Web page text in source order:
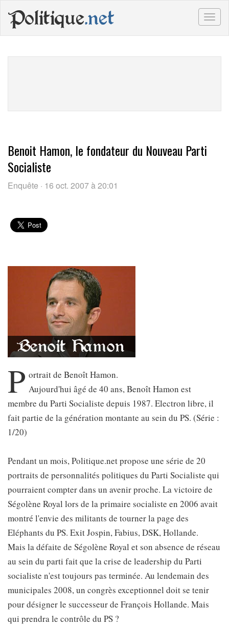
Politique.net
Benoit Hamon, le fondateur du Nouveau Parti
Socialiste
Enquête · 16 oct. 2007 à 20:01
P ortrait de Benoît Hamon.
Aujourd'hui âgé de 40 ans, Benoît Hamon est
membre du Parti Socialiste depuis 1987. Electron libre, il
fait partie de la génération montante au sein du PS. (Série :
1/20)
Pendant un mois, Politique.net propose une série de 20
portraits de personnalités politiques du Parti Socialiste qui
pourraient compter dans un avenir proche. La victoire de
Ségolène Royal lors de la primaire socialiste en 2006 avait
montré l'envie des militants de tourner la page des
Eléphants du PS. Exit Jospin, Fabius, DSK, Hollande.
Mais la défaite de Ségolène Royal et son absence de réseau
au sein du parti fait que la crise de leadership du Parti
socialiste n'est toujours pas terminée. Au lendemain des
municipales 2008, un congrès exceptionnel doit se tenir
pour désigner le successeur de François Hollande. Mais
qui prendra le contrôle du PS ?